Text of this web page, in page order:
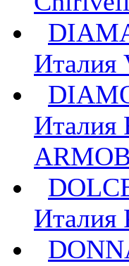
Италия
Италия
Италия